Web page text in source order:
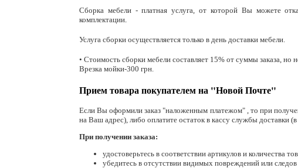
Сборка мебели - платная услуга, от которой Вы можете
комплектации.
Услуга сборки осуществляется только в день доставки мебели.
• Стоимость сборки мебели составляет 15% от суммы заказа, но
Врезка мойки-300 грн.
Прием товара покупателем на "Новой Почте"
Если Вы оформили заказ "наложенным платежом" , то при
на Ваш адрес), либо оплатите остаток в кассу службы доставки
При получении заказа:
удостоверьтесь в соответствии артикулов и количества
убедитесь в отсутствии видимых повреждений или